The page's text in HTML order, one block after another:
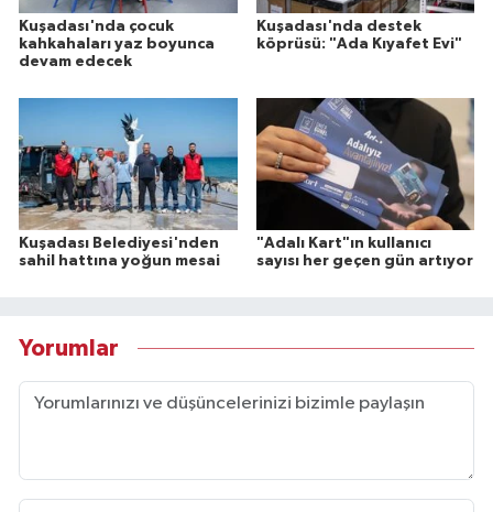
Kuşadası'nda çocuk
kahkahaları yaz boyunca
devam edecek
Kuşadası'nda destek
köprüsü: "Ada Kıyafet Evi"
Kuşadası Belediyesi'nden
sahil hattına yoğun mesai
"Adalı Kart"ın kullanıcı
sayısı her geçen gün artıyor
Yorumlar